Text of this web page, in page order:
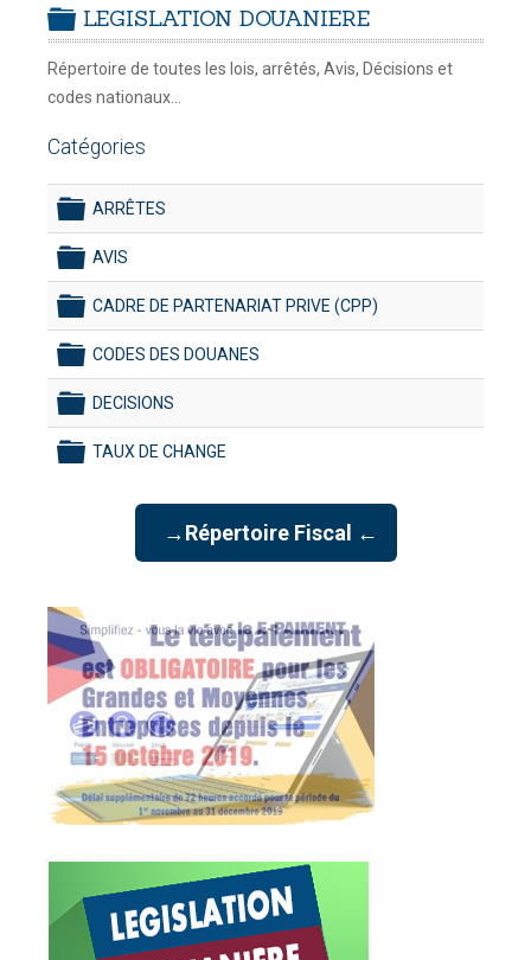
Douane Togolaise
DOCUMENTATION
CONTACT
-mardi, 14 juillet 2026 10:30 juillet 2026 17:30
folder
LEGISLATION DOUANIERE
Répertoire de toutes les lois, arrêtés, Avis, Décisions et
codes nationaux...
Catégories
folder
ARRÊTES
folder
AVIS
folder
CADRE DE PARTENARIAT PRIVE (CPP)
folder
CODES DES DOUANES
folder
DECISIONS
TAUX DE CHANGE
→Répertoire Fiscal ←